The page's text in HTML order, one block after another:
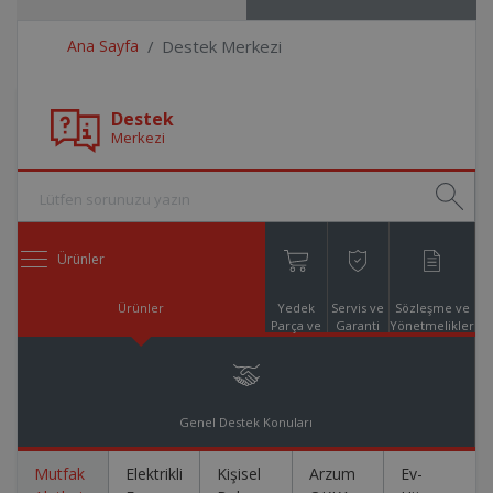
Ana Sayfa Destek Merkezi
Destek
Merkezi
Ürünler
Ürünler
Yedek
Parça ve
Servis ve
Garanti
Sözleşme ve
Yönetmelikler
Genel Destek Konuları
Mutfak
Elektrikli
Kişisel
Arzum
Ev-